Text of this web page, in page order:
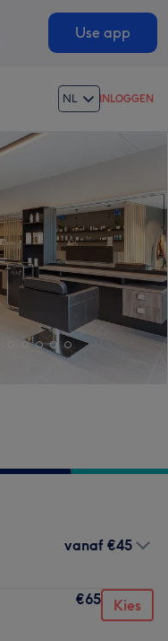
Use app
NL INLOGGEN
vanaf €45
€65 Kies